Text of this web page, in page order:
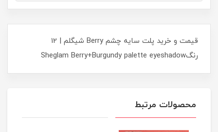
قیمت و خرید پلت سایه چشم Berry شیگلم | 12
رنگSheglam Berry+Burgundy palette eyeshadow
محصولات مرتبط